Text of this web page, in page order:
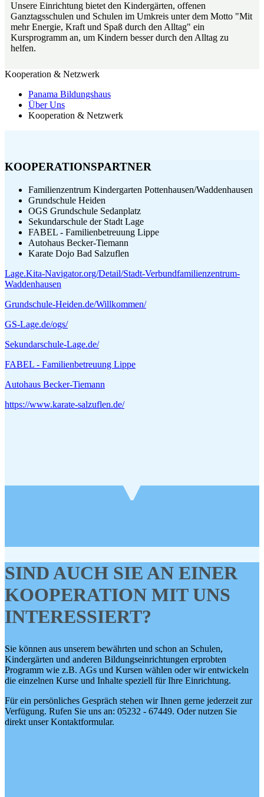
Unsere Einrichtung bietet den Kindergärten, offenen
Ganztagsschulen und Schulen im Umkreis unter dem Motto "Mit
mehr Energie, Kraft und Spaß durch den Alltag" ein
Kursprogramm an, um Kindern besser durch den Alltag zu
helfen.
Kooperation & Netzwerk
Panama Bildungshaus
Über Uns
Kooperation & Netzwerk
KOOPERATIONSPARTNER
Familienzentrum Kindergarten Pottenhausen/Waddenhausen
Grundschule Heiden
OGS Grundschule Sedanplatz
Sekundarschule der Stadt Lage
FABEL - Familienbetreuung Lippe
Autohaus Becker-Tiemann
Karate Dojo Bad Salzuflen
Lage.Kita-Navigator.org/Detail/Stadt-Verbundfamilienzentrum-
Waddenhausen
Grundschule-Heiden.de/Willkommen/
GS-Lage.de/ogs/
Sekundarschule-Lage.de/
FABEL - Familienbetreuung Lippe
Autohaus Becker-Tiemann
https://www.karate-salzuflen.de/
SIND AUCH SIE AN EINER
KOOPERATION MIT UNS
INTERESSIERT?
Sie können aus unserem bewährten und schon an Schulen,
Kindergärten und anderen Bildungseinrichtungen erprobten
Programm wie z.B. AGs und Kursen wählen oder wir entwickeln
die einzelnen Kurse und Inhalte speziell für Ihre Einrichtung.
Für ein persönliches Gespräch stehen wir Ihnen gerne jederzeit zur
Verfügung. Rufen Sie uns an: 05232 - 67449. Oder nutzen Sie
direkt unser Kontaktformular.